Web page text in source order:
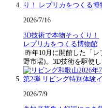
2026/7/16
3D技術で本物そっくり！
レプリカをつくる博物館
昨年10月に開館した「
野市場)。3D技術を駆使
2026/7/9